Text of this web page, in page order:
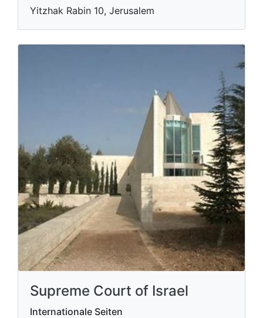
Yitzhak Rabin 10, Jerusalem
Supreme Court of Israel
Internationale Seiten